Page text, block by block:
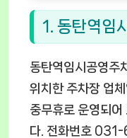
1. 동탄역임
동탄역임시공영주
위치한 주차장 업
중무휴로 운영되어
다. 전화번호